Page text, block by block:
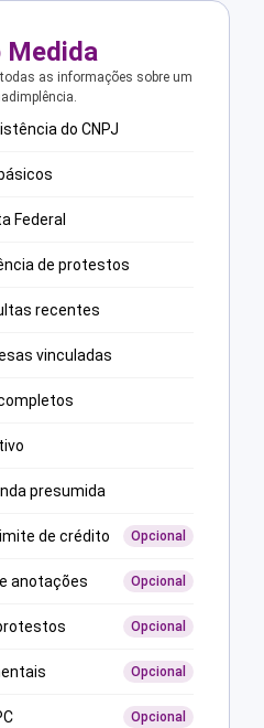
Medida
as informações sobre um
do CNPJ
Federal
de protestos
recentes
vinculadas
presumida
de crédito Opcional
anotações Opcional
Opcional
Opcional
Opcional